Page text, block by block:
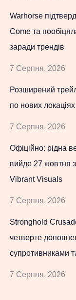
Warhorse
Come та
заради трендів
7 Серпня, 2026
Розширений
по нових
7 Серпня, 2026
Офіційно: рідна
вийде 27 жовтня
Vibrant Visuals
7 Серпня, 2026
Stronghold
четверте
супротивниками
7 Серпня, 2026